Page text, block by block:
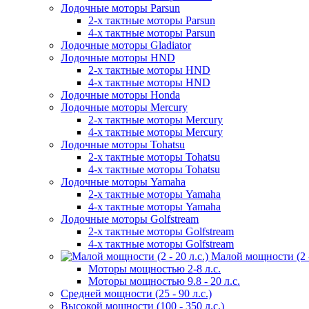
Лодочные моторы Parsun
2-х тактные моторы Parsun
4-х тактные моторы Parsun
Лодочные моторы Gladiator
Лодочные моторы HND
2-х тактные моторы HND
4-х тактные моторы HND
Лодочные моторы Honda
Лодочные моторы Mercury
2-х тактные моторы Mercury
4-х тактные моторы Mercury
Лодочные моторы Tohatsu
2-х тактные моторы Tohatsu
4-х тактные моторы Tohatsu
Лодочные моторы Yamaha
2-х тактные моторы Yamaha
4-х тактные моторы Yamaha
Лодочные моторы Golfstream
2-х тактные моторы Golfstream
4-х тактные моторы Golfstream
Малой мощности (2
Моторы мощностью 2-8 л.с.
Моторы мощностью 9.8 - 20 л.с.
Средней мощности (25 - 90 л.с.)
Высокой мощности (100 - 350 л.с.)